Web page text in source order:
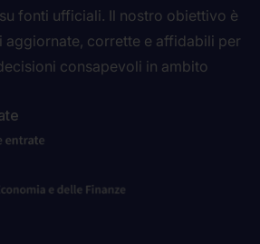
fonti ufficiali. Il nostro obiettivo è
corrette e affidabili per
consapevoli in ambito